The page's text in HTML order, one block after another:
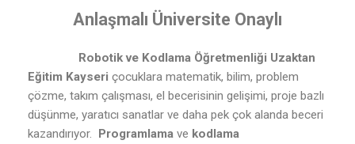
Anlaşmalı Üniversite Onaylı
Robotik ve Kodlama Öğretmenliği Uzaktan
Eğitim Kayseri çocuklara matematik, bilim, problem
çözme, takım çalışması, el becerisinin gelişimi, proje bazlı
düşünme, yaratıcı sanatlar ve daha pek çok alanda beceri
kazandırıyor.
Programlama ve kodlama